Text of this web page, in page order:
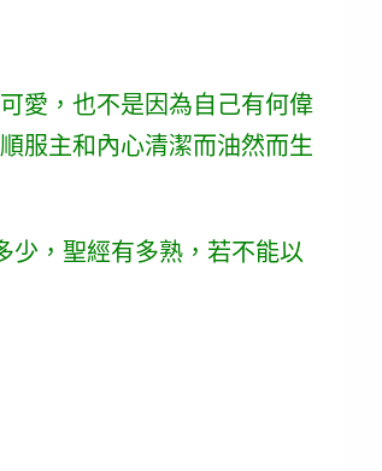
愛，也不是因為自己有何偉
服主和內心清潔而油然而生
少，聖經有多熟，若不能以